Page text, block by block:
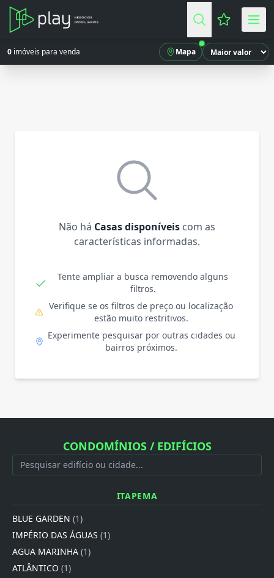
Favoritos
0 imóveis para venda Mapa
Não há Casas disponíveis com as
características informadas.
Tente ampliar a busca removendo alguns
filtros.
Verifique se os filtros de preço ou localização
estão muito restritivos.
Experimente pesquisar por outras cidades ou
bairros próximos.
CONDOMÍNIOS / EDIFÍCIOS
ITAPEMA
BLUE GARDEN (1)
IMPÉRIO DAS ÁGUAS (1)
AGUA MARINHA (1)
ATLÂNTICO (1)